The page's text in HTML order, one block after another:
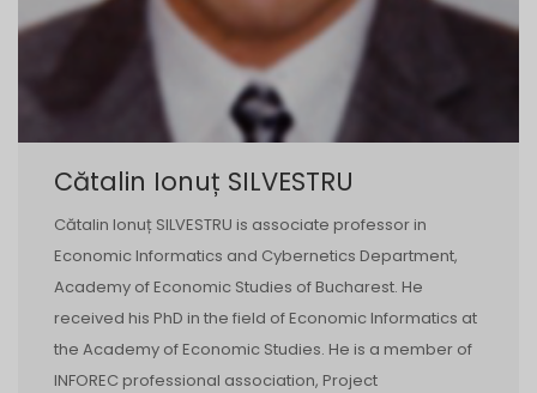
Cătalin Ionuț SILVESTRU
Cătalin Ionuț SILVESTRU is associate professor in
Economic Informatics and Cybernetics Department,
Academy of Economic Studies of Bucharest. He
received his PhD in the field of Economic Informatics at
the Academy of Economic Studies. He is a member of
INFOREC professional association, Project